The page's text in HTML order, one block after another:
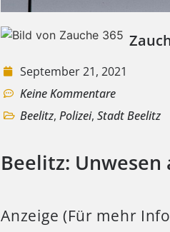
September 21, 2021
Keine Kommentare
Beelitz,Polizei,Stadt Beelitz
Beelitz:
Anzeige (Für mehr